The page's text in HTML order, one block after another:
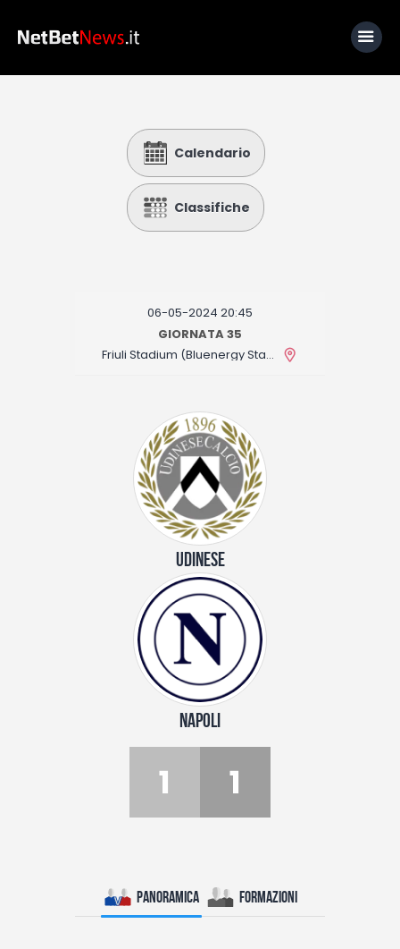
Calcio
Basket
Fantacalcio
I consigli di Giulia
Calendario
Classifiche
06-05-2024 20:45
GIORNATA 35
Friuli Stadium (Bluenergy Stadium)
UDINESE
NAPOLI
1 1
Panoramica Formazioni